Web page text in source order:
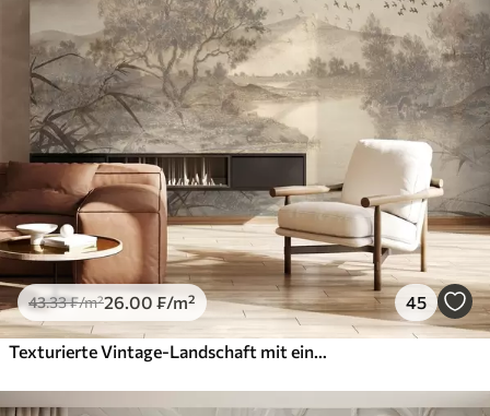
43.33₣/m²26.00 ₣/m² 45
Texturierte Vintage-Landschaft mit einem Baum in der Nähe von Fluss und einem bewölkten Himmel, Natur Kunst in Sepia-Tönen